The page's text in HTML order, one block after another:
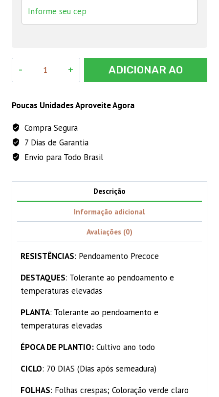
Crespa
2,5g
Feltrin
quantidade
ADICIONAR AO
Poucas Unidades Aproveite Agora
Compra Segura
7 Dias de Garantia
Envio para Todo Brasil
Descrição
Informação adicional
Avaliações (0)
RESISTÊNCIAS: Pendoamento Precoce
DESTAQUES: Tolerante ao pendoamento e
temperaturas elevadas
PLANTA: Tolerante ao pendoamento e
temperaturas elevadas
ÉPOCA DE PLANTIO: Cultivo ano todo
CICLO: 70 DIAS (Dias após semeadura)
FOLHAS: Folhas crespas; Coloração verde claro